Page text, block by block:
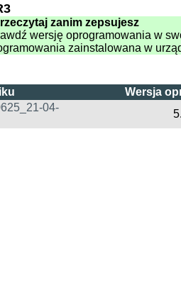
zanim zepsujesz
wersję oprogramowania w
zainstalowana w
Wersja
04-